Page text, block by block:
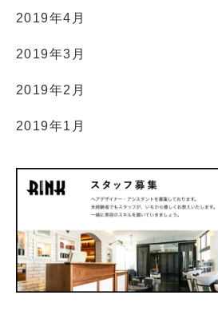
2019年4月
2019年3月
2019年2月
2019年1月